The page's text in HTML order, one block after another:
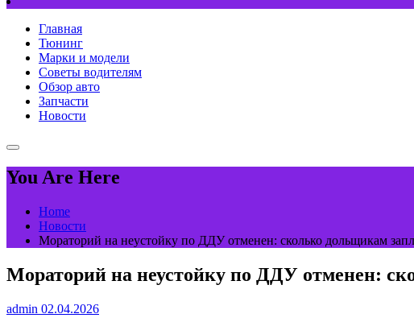
Главная
Тюнинг
Марки и модели
Советы водителям
Обзор авто
Запчасти
Новости
You Are Here
Home
Новости
Мораторий на неустойку по ДДУ отменен: сколько дольщикам
Мораторий на неустойку по ДДУ отменен:
admin 02.04.2026